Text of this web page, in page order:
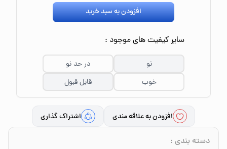
افزودن به سبد خرید
سایر کیفیت های موجود :
نو
در حد نو
خوب
قابل قبول
افزودن به علاقه مندی اشتراک گذاری
دسته بندی :